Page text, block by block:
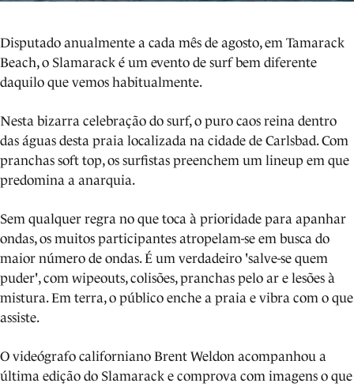
Disputado anualmente a cada mês de agosto, em Tamarack
Beach, o Slamarack é um evento de surf bem diferente
daquilo que vemos habitualmente.
Nesta bizarra celebração do surf, o puro caos reina dentro
das águas desta praia localizada na cidade de Carlsbad. Com
pranchas soft top, os surfistas preenchem um lineup em que
predomina a anarquia.
Sem qualquer regra no que toca à prioridade para apanhar
ondas, os muitos participantes atropelam-se em busca do
maior número de ondas. É um verdadeiro 'salve-se quem
puder', com wipeouts, colisões, pranchas pelo ar e lesões à
mistura. Em terra, o público enche a praia e vibra com o que
assiste.
O videógrafo californiano Brent Weldon acompanhou a
última edição do Slamarack e comprova com imagens o que